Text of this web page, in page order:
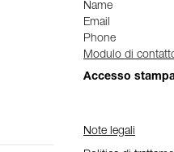
Name
Email
Phone
Modulo di
Accesso
Note legali